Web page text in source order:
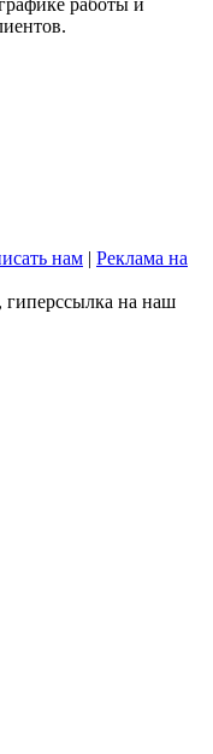
нам | Реклама на
гиперссылка на наш